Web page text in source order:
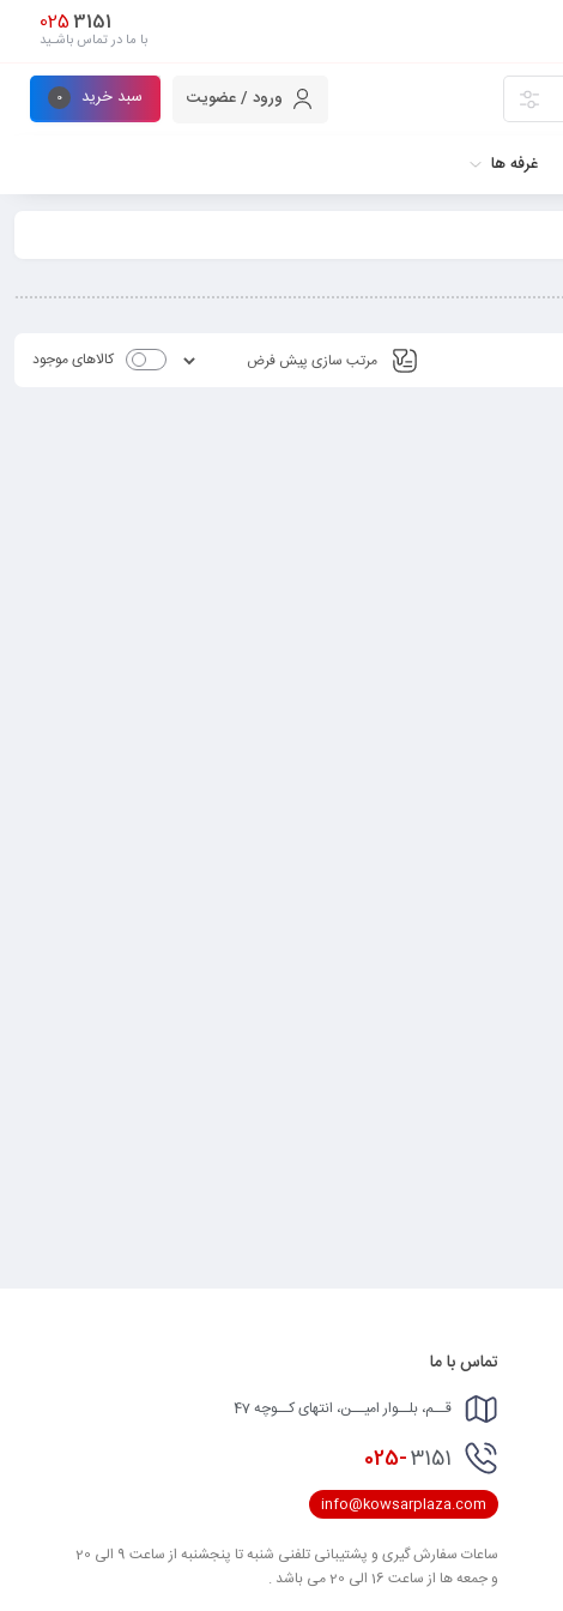
3151
025
با ما در تماس باشـید
ورود / عضویت سبد خرید 0
غرفه ها
کالاهای موجود
تماس با ما
قــم، بلــوار امیــن، انتهای کــوچه 47
025-3151
info@kowsarplaza.com
ساعات سفارش گیری و پشتیبانی تلفنی شنبه تا پنجشنبه از ساعت 9 الی 20
و جمعه ها از ساعت 16 الی 20 می باشد .